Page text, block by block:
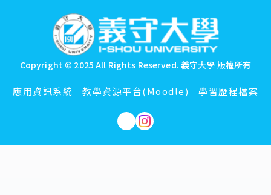
Copyright © 2025 All Rights Reserved. 義守大學 版權所有
應用資訊系統 教學資源平台(Moodle) 學習歷程檔案